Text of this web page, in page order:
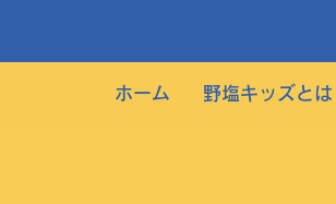
ホーム 野塩キッズとは